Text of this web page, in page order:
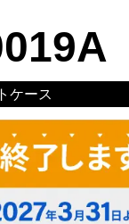
ケース